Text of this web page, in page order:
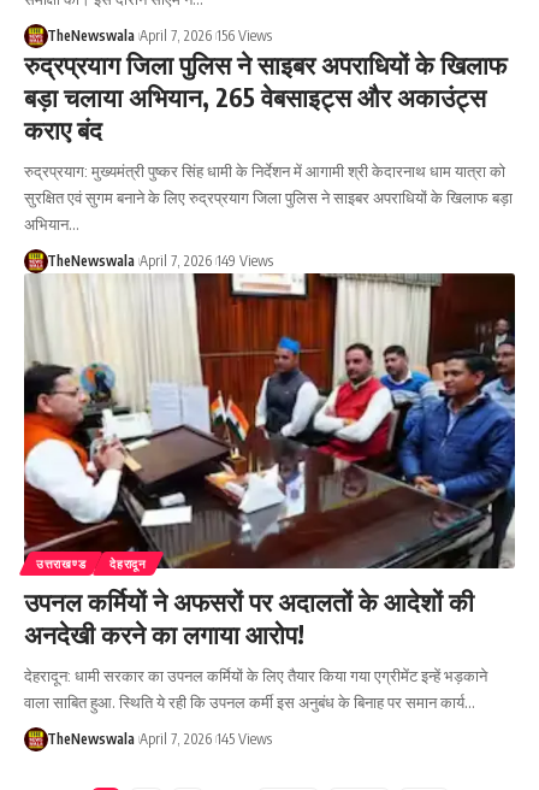
TheNewswala April 7, 2026 156 Views
रुद्रप्रयाग जिला पुलिस ने साइबर अपराधियों के खिलाफ
बड़ा चलाया अभियान, 265 वेबसाइट्स और अकाउंट्स
कराए बंद
रुद्रप्रयाग: मुख्यमंत्री पुष्कर सिंह धामी के निर्देशन में आगामी श्री केदारनाथ धाम यात्रा को
सुरक्षित एवं सुगम बनाने के लिए रुद्रप्रयाग जिला पुलिस ने साइबर अपराधियों के खिलाफ बड़ा
अभियान…
TheNewswala April 7, 2026 149 Views
उत्तराखण्ड देहरादून
उपनल कर्मियों ने अफसरों पर अदालतों के आदेशों की
अनदेखी करने का लगाया आरोप!
देहरादून: धामी सरकार का उपनल कर्मियों के लिए तैयार किया गया एग्रीमेंट इन्हें भड़काने
वाला साबित हुआ. स्थिति ये रही कि उपनल कर्मी इस अनुबंध के बिनाह पर समान कार्य…
TheNewswala April 7, 2026 145 Views